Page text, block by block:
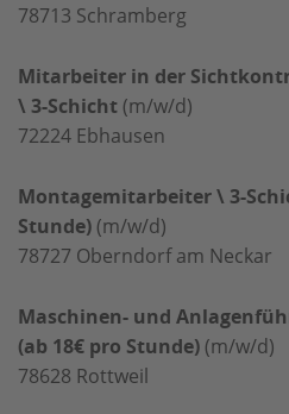
78713 Schramberg
Mitarbeiter in der
\ 3-Schicht (m/w/d)
72224 Ebhausen
Montagemitarbeiter \ 3-
Stunde) (m/w/d)
78727 Oberndorf am Neckar
Maschinen- und
(ab 18€ pro Stunde) (m/w/d)
78628 Rottweil